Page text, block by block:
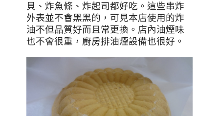
貝、炸魚條、炸起司都好吃。這些串炸
外表並不會黑黑的，可見本店使用的炸
油不但品質好而且常更換。店內油煙味
也不會很重，廚房排油煙設備也很好。